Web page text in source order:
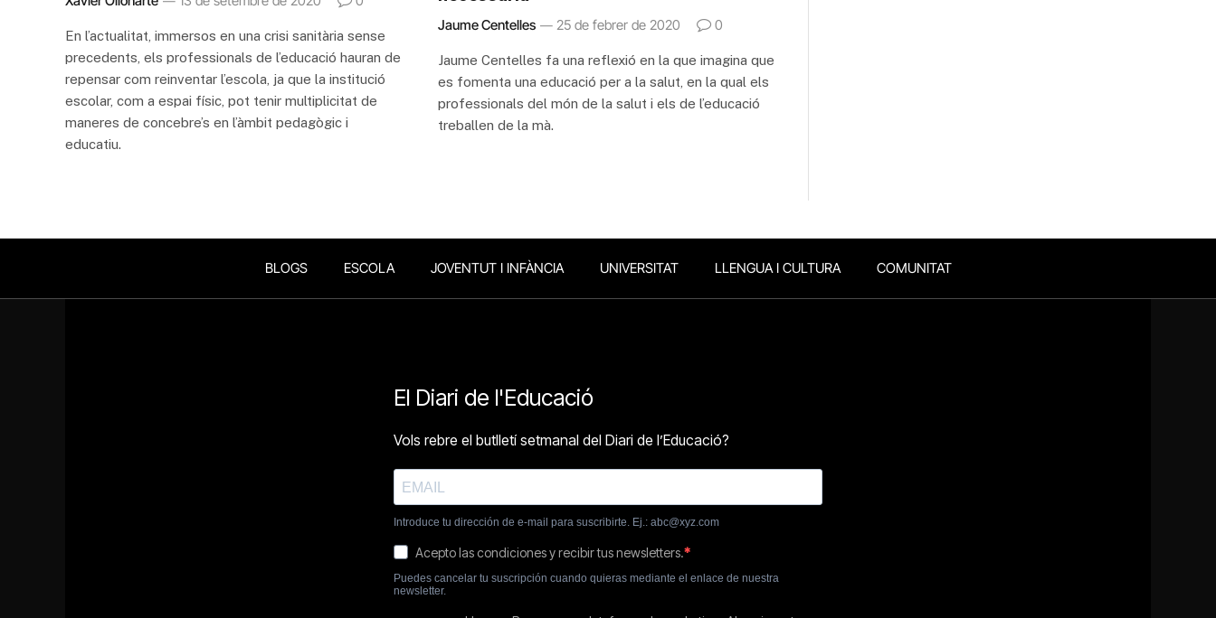
En l’actualitat, immersos en una crisi sanitària sense
precedents, els professionals de l’educació hauran de
repensar com reinventar l’escola, ja que la institució
escolar, com a espai físic, pot tenir multiplicitat de
maneres de concebre’s en l’àmbit pedagògic i
educatiu.
Jaume Centelles 25 de febrer de 2020 0
Jaume Centelles fa una reflexió en la que imagina que
es fomenta una educació per a la salut, en la qual els
professionals del món de la salut i els de l’educació
treballen de la mà.
BLOGS ESCOLA JOVENTUT I INFÀNCIA UNIVERSITAT LLENGUA I CULTURA COMUNITAT